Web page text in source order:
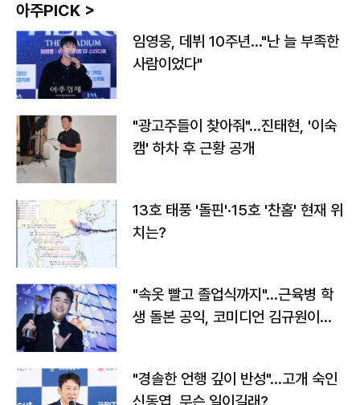
아주PICK >
임영웅, 데뷔 10주년…"난 늘 부족한
사람이었다"
"광고주들이 찾아줘"…진태현, '이숙
캠' 하차 후 근황 공개
13호 태풍 '돌핀'·15호 '찬홈' 현재 위
치는?
"속옷 빨고 졸업식까지"…근육병 학
생 돌본 공익, 코미디언 김규원이었
"경솔한 언행 깊이 반성"…고개 숙인